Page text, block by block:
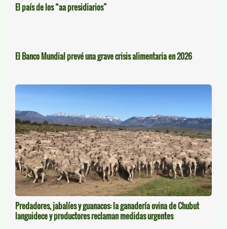
El país de los “aa presidiarios”
El Banco Mundial prevé una grave crisis alimentaria en 2026
Predadores, jabalíes y guanacos: la ganadería ovina de Chubut
languidece y productores reclaman medidas urgentes